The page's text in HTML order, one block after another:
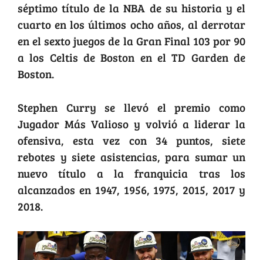
séptimo título de la NBA de su historia y el
cuarto en los últimos ocho años, al derrotar
en el sexto juegos de la Gran Final 103 por 90
a los Celtis de Boston en el TD Garden de
Boston.
Stephen Curry se llevó el premio como
Jugador Más Valioso y volvió a liderar la
ofensiva, esta vez con 34 puntos, siete
rebotes y siete asistencias, para sumar un
nuevo título a la franquicia tras los
alcanzados en 1947, 1956, 1975, 2015, 2017 y
2018.